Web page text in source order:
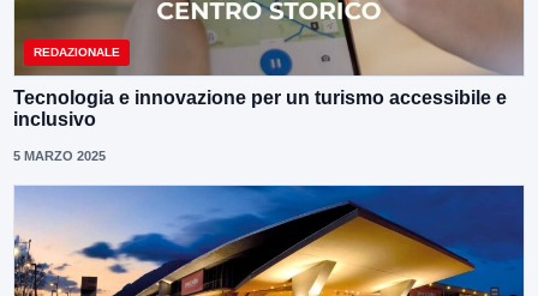
REDAZIONALE
Tecnologia e innovazione per un turismo accessibile e
inclusivo
5 MARZO 2025